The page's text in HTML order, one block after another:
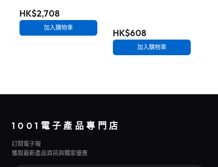
HK$2,708
加入購物車 HK$608
加入購物車
1001電子產品專門店
訂閱電子報
獲取最新產品資訊與獨家優惠